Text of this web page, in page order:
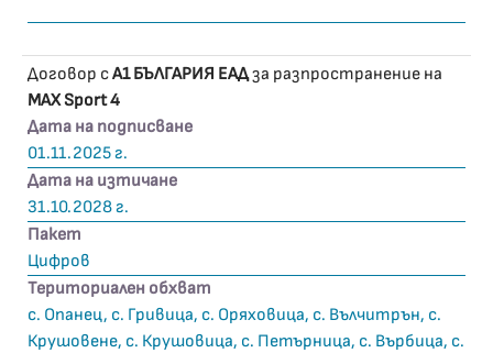
Договор сА1 БЪЛГАРИЯ ЕАДза разпространение на
MAX Sport 4
Дата на подписване
01.11.2025 г.
Дата на изтичане
31.10.2028 г.
Пакет
Цифров
Териториален обхват
с. Опанец, с. Гривица, с. Оряховица, с. Вълчитрън, с.
Крушовене, с. Крушовица, с. Петърница, с. Върбица, с.